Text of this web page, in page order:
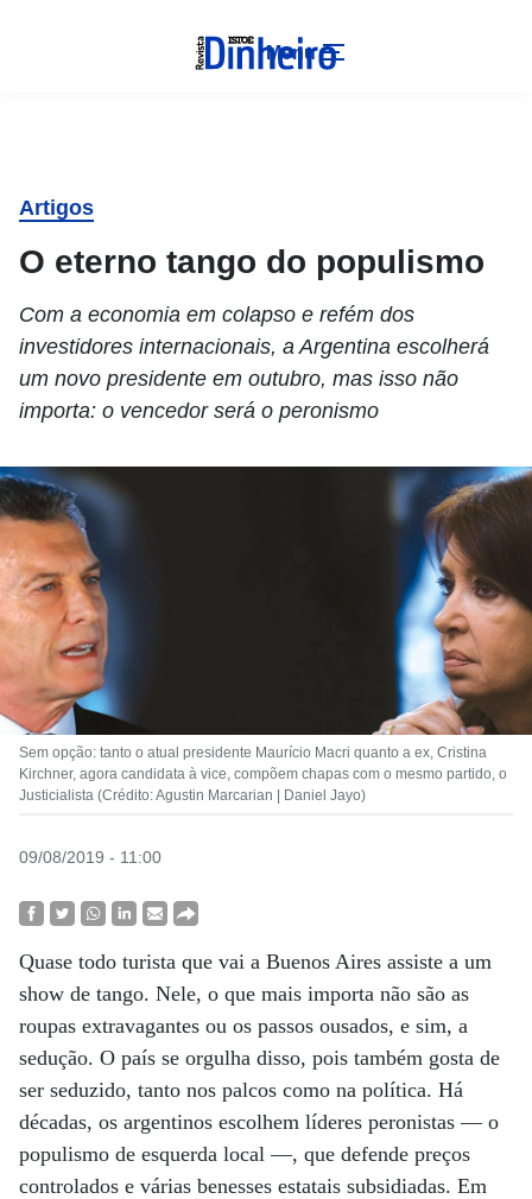
Menu
Artigos
O eterno tango do populismo
Com a economia em colapso e refém dos
investidores internacionais, a Argentina escolherá
um novo presidente em outubro, mas isso não
importa: o vencedor será o peronismo
Sem opção: tanto o atual presidente Maurício Macri quanto a ex, Cristina
Kirchner, agora candidata à vice, compõem chapas com o mesmo partido, o
Justicialista (Crédito: Agustin Marcarian | Daniel Jayo)
09/08/2019 - 11:00
Quase todo turista que vai a Buenos Aires assiste a um
show de tango. Nele, o que mais importa não são as
roupas extravagantes ou os passos ousados, e sim, a
sedução. O país se orgulha disso, pois também gosta de
ser seduzido, tanto nos palcos como na política. Há
décadas, os argentinos escolhem líderes peronistas — o
populismo de esquerda local —, que defende preços
controlados e várias benesses estatais subsidiadas. Em